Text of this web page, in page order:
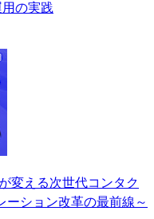
の実践
変える次世代コンタク
ーション改革の最前線～